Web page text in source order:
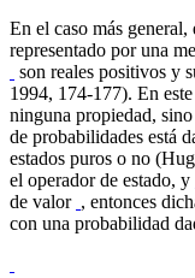
En el caso más general,
representado por una
son reales positivos y
1994, 174-177). En
ninguna propiedad,
de probabilidades está
estados puros o no
el operador de estado, y
de valor , entonces
con una probabilidad